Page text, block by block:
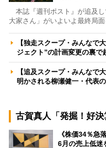
本誌『週刊ポスト』が追及
大家さん」がいよいよ最終局
【独走スクープ・みんなで
ジェクト”の計画変更の裏
【追及スクープ・みんなで
明かされる柳瀬健一・代表
古賀真人「発掘！好決
《株価34％急
6月の売上低